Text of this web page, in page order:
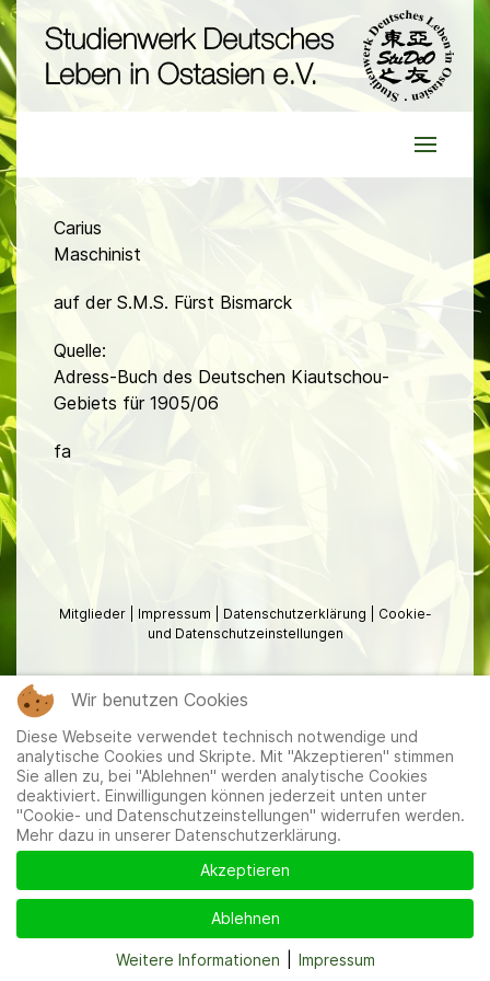
Carius
Maschinist
auf der S.M.S. Fürst Bismarck
Quelle:
Adress-Buch des Deutschen Kiautschou-
Gebiets für 1905/06
fa
Mitglieder Impressum Datenschutzerklärung
Cookie-
und Datenschutzeinstellungen
Wir benutzen Cookies
Diese Webseite verwendet technisch notwendige und
analytische Cookies und Skripte. Mit "Akzeptieren" stimmen
Sie allen zu, bei "Ablehnen" werden analytische Cookies
deaktiviert. Einwilligungen können jederzeit unten unter
"Cookie- und Datenschutzeinstellungen" widerrufen werden.
Mehr dazu in unserer Datenschutzerklärung.
Akzeptieren
Ablehnen
Weitere Informationen Impressum